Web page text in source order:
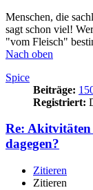
Menschen, die
sagt schon viel!
"vom Fleisch"
Nach oben
Spice
Beiträge:
Registriert:
Re:
dagegen?
Zitieren
Zitieren